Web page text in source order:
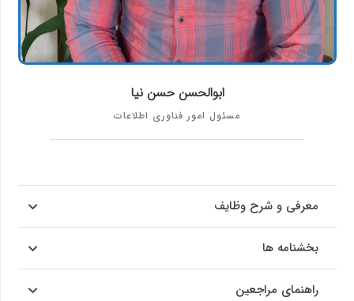
ابوالحسن حسن نیا
مسئول امور فناوری اطلاعات
معرفی و شرح وظایف
بخشنامه ها
راهنمای مراجعین